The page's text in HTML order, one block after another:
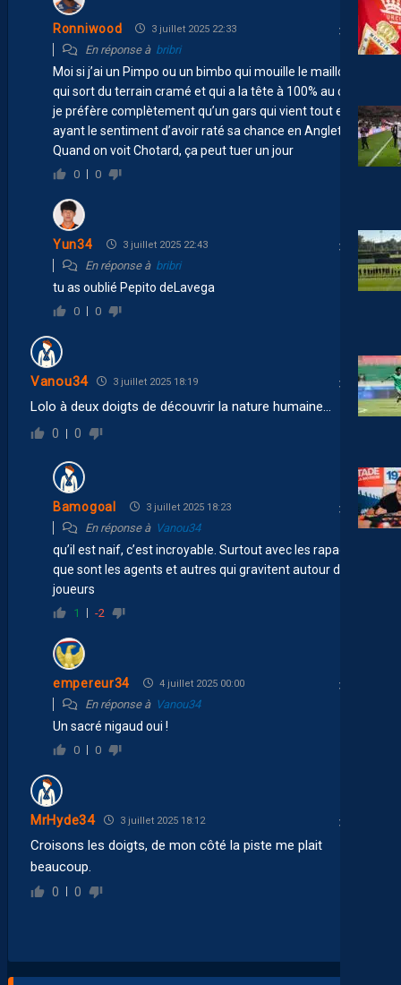
Ronniwood 3 juillet 2025 22:33
En réponse à bribri
Moi si j’ai un Pimpo ou un bimbo qui mouille le maillot,
qui sort du terrain cramé et qui a la tête à 100% au club
je préfère complètement qu’un gars qui vient tout en
ayant le sentiment d’avoir raté sa chance en Angleterre.
Quand on voit Chotard, ça peut tuer un jour
0 0
Yun34 3 juillet 2025 22:43
En réponse à bribri
tu as oublié Pepito deLavega
0 0
Vanou34 3 juillet 2025 18:19
Lolo à deux doigts de découvrir la nature humaine…
0 0
Bamogoal 3 juillet 2025 18:23
En réponse à Vanou34
qu’il est naif, c’est incroyable. Surtout avec les rapaces
que sont les agents et autres qui gravitent autour des
joueurs
1 -2
empereur34 4 juillet 2025 00:00
En réponse à Vanou34
Un sacré nigaud oui !
0 0
MrHyde34 3 juillet 2025 18:12
Croisons les doigts, de mon côté la piste me plait
beaucoup.
0 0